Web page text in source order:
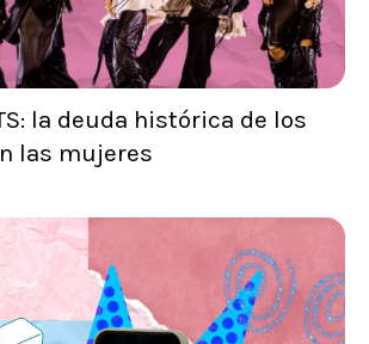
la deuda histórica de los
las mujeres